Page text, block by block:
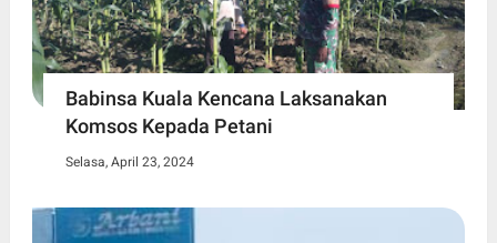
Babinsa Kuala Kencana Laksanakan
Komsos Kepada Petani
Selasa, April 23, 2024